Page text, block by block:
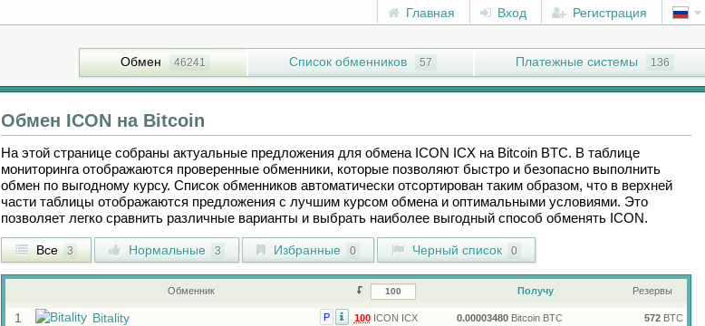
Главная Вход Регистрация
Обмен 46241 Список обменников 57 Платежные системы 136
Обмен ICON на Bitcoin
На этой странице собраны актуальные предложения для обмена ICON ICXна Bitcoin BTC. В таблице
мониторинга отображаются проверенные обменники, которые позволяют быстро и безопасно выполнить
обмен по выгодному курсу. Список обменников автоматически отсортирован таким образом, что в верхней
части таблицы отображаются предложения с лучшим курсом обмена и оптимальными условиями. Это
позволяет легко сравнить различные варианты и выбрать наиболее выгодный способ обменять ICON.
Все 3 Нормальные 3 Избранные 0 Черный список 0
Обменник Получу Резервы
1 Bitality Р 100ICON ICX 0.00003480Bitcoin BTC 572BTC